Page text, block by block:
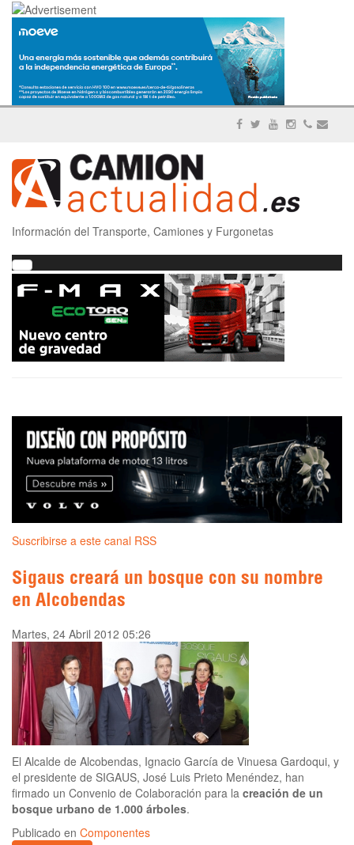
Información del Transporte, Camiones y Furgonetas
Suscribirse a este canal RSS
Sigaus creará un bosque con su nombre
en Alcobendas
Martes, 24 Abril 2012 05:26
El Alcalde de Alcobendas, Ignacio García de Vinuesa Gardoqui, y
el presidente de SIGAUS, José Luis Prieto Menéndez, han
firmado un Convenio de Colaboración para la creación de un
bosque urbano de 1.000 árboles.
Publicado en Componentes